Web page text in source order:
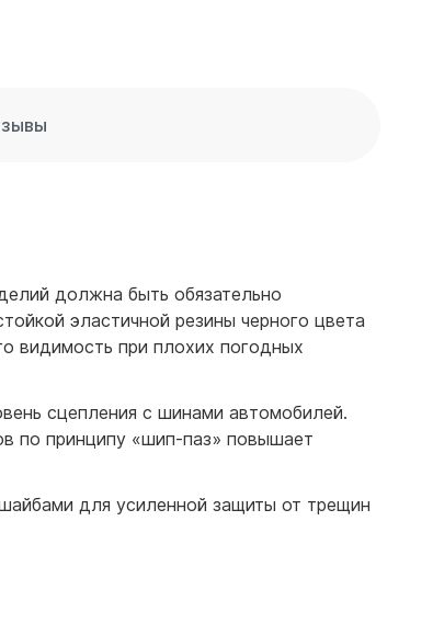
должна быть обязательно
эластичной резины черного цвета
видимость при плохих погодных
сцепления с шинами автомобилей.
по принципу «шип-паз» повышает
для усиленной защиты от трещин